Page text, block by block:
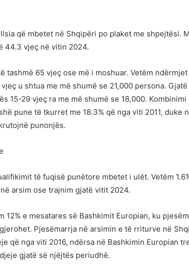
që mbetet në Shqipëri po plaket me shpejtësi.
44.3 vjeç në vitin 2024.
tashmë 65 vjeç ose më i moshuar. Vetëm
u shtua me më shumë se 21,000 persona.
15-29 vjeç ra me më shumë se 18,000.
pune të tkurret me 18.3% që nga viti 2011, duke
punonjës.
të fuqisë punëtore mbetet i ulët. Vetëm
arsim ose trajnim gjatë vitit 2024.
12% e mesatares së Bashkimit Europian, ku
Pjesëmarrja në arsimin e të rriturve në
që nga viti 2016, ndërsa në Bashkimin Europian
gjatë së njëjtës periudhë.